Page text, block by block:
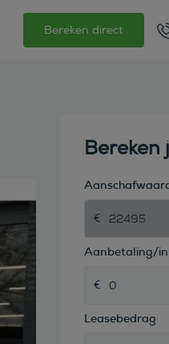
Bereken direct
Aanbetaling/
Leasebedrag